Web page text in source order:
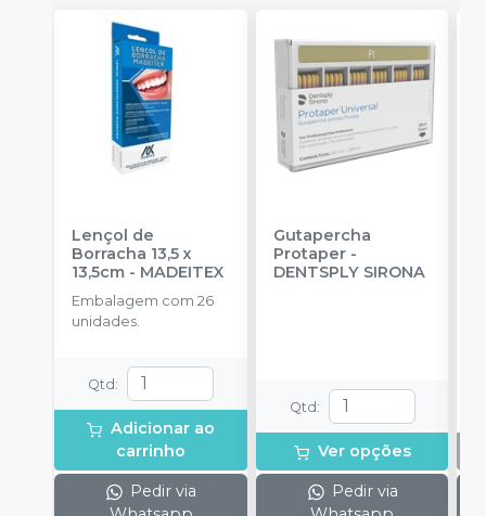
Lençol de
Borracha 13,5 x
13,5cm - MADEITEX
Embalagem com 26
unidades.
Qtd :
Adicionar ao
carrinho
Pedir via
Gutapercha
Protaper-
DENTSPLY SIRONA
Qtd :
Ver opções
Pedir via